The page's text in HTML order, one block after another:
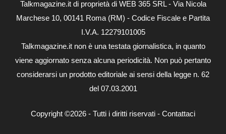
Talkmagazine.it di proprietà di WEB 365 SRL - Via Nicola
Marchese 10, 00141 Roma (RM) - Codice Fiscale e Partita
I.V.A. 12279101005
Talkmagazine.it non è una testata giornalistica, in quanto
viene aggiornato senza alcuna periodicità. Non può pertanto
considerarsi un prodotto editoriale ai sensi della legge n. 62
del 07.03.2001
Copyright ©2026 - Tutti i diritti riservati - Contattaci